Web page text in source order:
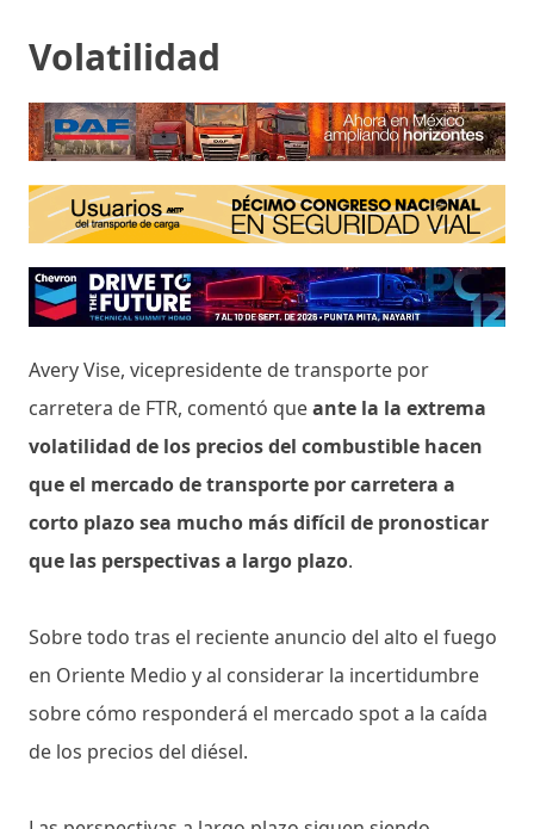
Volatilidad
Avery Vise, vicepresidente de transporte por
carretera de FTR, comentó queante la la extrema
volatilidad de los precios del combustible hacen
que el mercado de transporte por carretera a
corto plazo sea mucho más difícil de pronosticar
que las perspectivas a largo plazo.
Sobre todo tras el reciente anuncio del alto el fuego
en Oriente Medio y al considerar la incertidumbre
sobre cómo responderá el mercado spot a la caída
de los precios del diésel.